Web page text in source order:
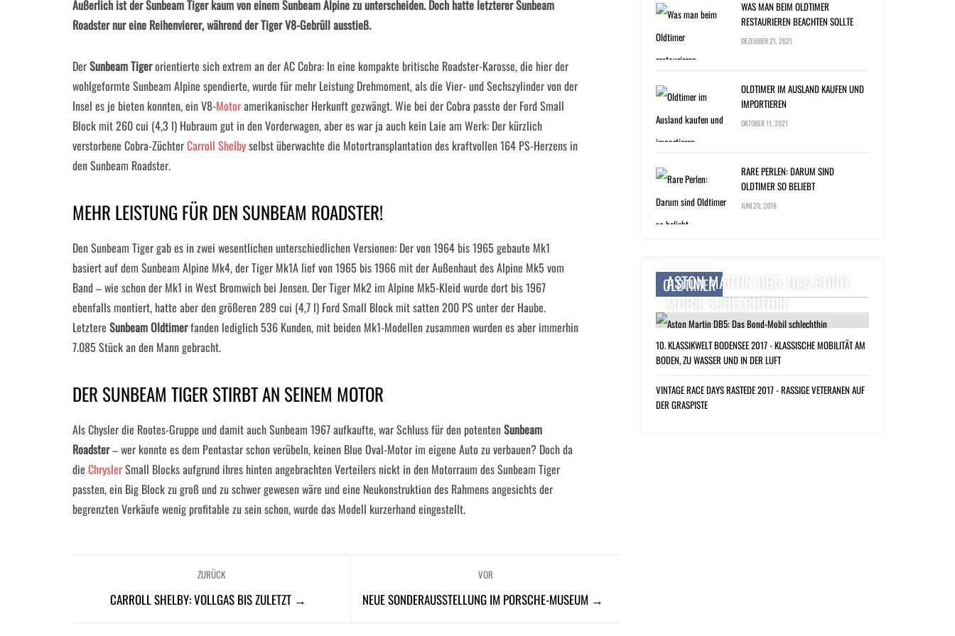
Äußerlich ist der Sunbeam Tiger kaum von einem Sunbeam Alpine zu unterscheiden. Doch hatte letzterer Sunbeam
Roadster nur eine Reihenvierer, während der Tiger V8-Gebrüll ausstieß.
DerSunbeam Tigerorientierte sich extrem an der AC Cobra: In eine kompakte britische Roadster-Karosse, die hier der
wohlgeformte Sunbeam Alpine spendierte, wurde für mehr Leistung Drehmoment, als die Vier- und Sechszylinder von der
Insel es je bieten konnten, ein V8-Motoramerikanischer Herkunft gezwängt. Wie bei der Cobra passte der Ford Small
Block mit 260 cui (4,3 l) Hubraum gut in den Vorderwagen, aber es war ja auch kein Laie am Werk: Der kürzlich
verstorbene Cobra-ZüchterCarroll Shelbyselbst überwachte die Motortransplantation des kraftvollen 164 PS-Herzens in
den Sunbeam Roadster.
MEHR LEISTUNG FÜR DEN SUNBEAM ROADSTER!
Den Sunbeam Tiger gab es in zwei wesentlichen unterschiedlichen Versionen: Der von 1964 bis 1965 gebaute Mk1
basiert auf dem Sunbeam Alpine Mk4, der Tiger Mk1A lief von 1965 bis 1966 mit der Außenhaut des Alpine Mk5 vom
Band – wie schon der Mk1 in West Bromwich bei Jensen. Der Tiger Mk2 im Alpine Mk5-Kleid wurde dort bis 1967
ebenfalls montiert, hatte aber den größeren 289 cui (4,7 l) Ford Small Block mit satten 200 PS unter der Haube.
Letztere Sunbeam Oldtimerfanden lediglich 536 Kunden, mit beiden Mk1-Modellen zusammen wurden es aber immerhin
7.085 Stück an den Mann gebracht.
DER SUNBEAM TIGER STIRBT AN SEINEM MOTOR
Als Chysler die Rootes-Gruppe und damit auch Sunbeam 1967 aufkaufte, war Schluss für den potentenSunbeam
Roadster– wer konnte es dem Pentastar schon verübeln, keinen Blue Oval-Motor im eigene Auto zu verbauen? Doch da
die ChryslerSmall Blocks aufgrund ihres hinten angebrachten Verteilers nickt in den Motorraum des Sunbeam Tiger
passten, ein Big Block zu groß und zu schwer gewesen wäre und eine Neukonstruktion des Rahmens angesichts der
begrenzten Verkäufe wenig profitable zu sein schon, wurde das Modell kurzerhand eingestellt.
ZURÜCK
CARROLL SHELBY: VOLLGAS BIS ZULETZT →
VOR
NEUE SONDERAUSSTELLUNG IM PORSCHE-MUSEUM →
WAS MAN BEIM OLDTIMER
RESTAURIEREN BEACHTEN SOLLTE
DEZEMBER 21, 2021
OLDTIMER IM AUSLAND KAUFEN UND
IMPORTIEREN
OKTOBER 11, 2021
RARE PERLEN: DARUM SIND
OLDTIMER SO BELIEBT
JUNI 20, 2018
OLDTIMER
ASTON MARTIN DB5: DAS BOND-
MOBIL SCHLECHTHIN
10. KLASSIKWELT BODENSEE 2017 - KLASSISCHE MOBILITÄT AM
BODEN, ZU WASSER UND IN DER LUFT
VINTAGE RACE DAYS RASTEDE 2017 - RASSIGE VETERANEN AUF
DER GRASPISTE